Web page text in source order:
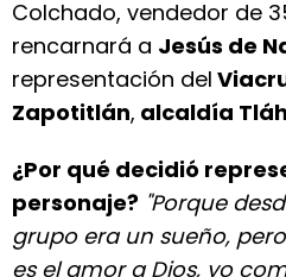
Colchado, vendedor de
rencarnará a Jesús de
representación del
Zapotitlán, alcaldía
¿Por qué decidió
personaje? "Porque
grupo era un sueño,
es el amor a Dios, yo